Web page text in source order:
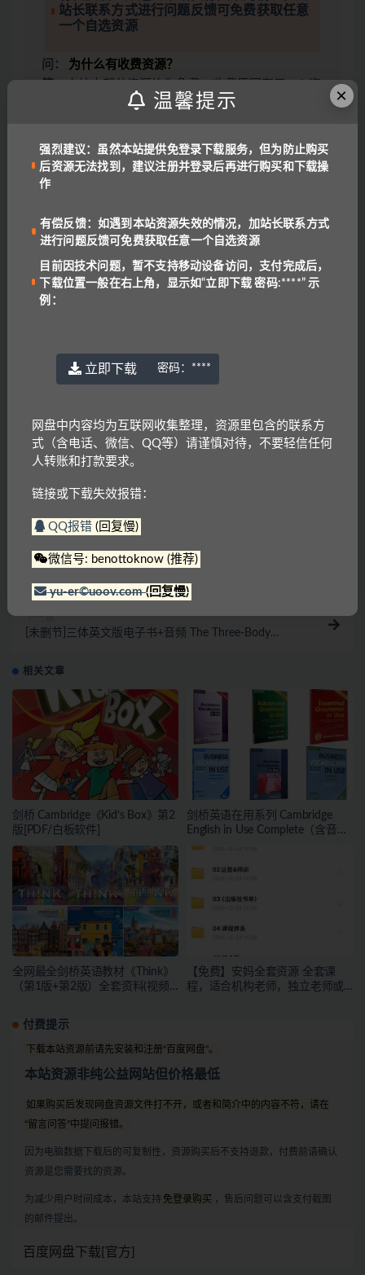
站长联系方式进行问题反馈可免费获取任意
一个自选资源
问：
为什么有收费资源？
源是高价购来低价分享，2.防止专门卖资源的人投诉
问： 下载失败或找不到下载位置？
答：目前因技术问题，暂不支持移动设备访问，支付
后下载位置一般在右上角，显示为“立即下载 密
问： 为什么有些解压包会有密码？
答：为了避免大家在线直接解压！ 密码一般是：
www.yu-er.com
， yu-er.com 或者 29901943
温馨提示1：为了网盘内容持续有效，请勿在线解压
文件，甚至可能会产生额外的费用。
对待，不要轻信任何人转账和打款要求。
链接或下载失效报错：
我们都是爱学习的小耳朵，记得收藏我们哟~
Cambridge Flyers
剑桥
新加坡英语创意写作 SAP Learning Creative Writing 1-
下一篇
[未删节]三体英文版电子书+音频 The Three-Body
相关文章
剑桥 Cambridge《Kid‘s Box》第2
版[PDF/白板软件]
剑桥英语在用系列 Cambridge
English in Use Complete（含音
频）
全网最全剑桥英语教材《Think》
（第1版+第2版）全套资料(视频
+教师资源)
【免费】安妈全套资源 全套课
程，适合机构老师，独立老师或
付费提示
下载本站资源前请先安装和注册“百度网盘”。
本站资源非纯公益网站但价格最低
如果购买后发现网盘资源文件打不开，或者和简介中的内容不符，请在
“留言问答”中提问报错。
因为电脑数据下载后的可复制性，资源购买后不支持退款，付费前请确认
资源是您需要找的资源。
为减少用户时间成本，本站支持 免登录购买 ，售后问题可以含支付截图
的邮件提出。
百度网盘下载[官方]
×
温馨提示
强烈建议：虽然本站提供免登录下载服务，但为防止购买
后资源无法找到，建议注册并登录后再进行购买和下载操
作
有偿反馈：如遇到本站资源失效的情况，加站长联系方式
进行问题反馈可免费获取任意一个自选资源
目前因技术问题，暂不支持移动设备访问，支付完成后，
下载位置一般在右上角，显示如“立即下载 密码:****” 示
例：
立即下载 密码： ****
网盘中内容均为互联网收集整理，资源里包含的联系方
式（含电话、微信、QQ等）请谨慎对待，不要轻信任何
人转账和打款要求。
链接或下载失效报错：
QQ报错(回复慢)
微信号: benottoknow (推荐)
yu-er©uoov.com(回复慢)